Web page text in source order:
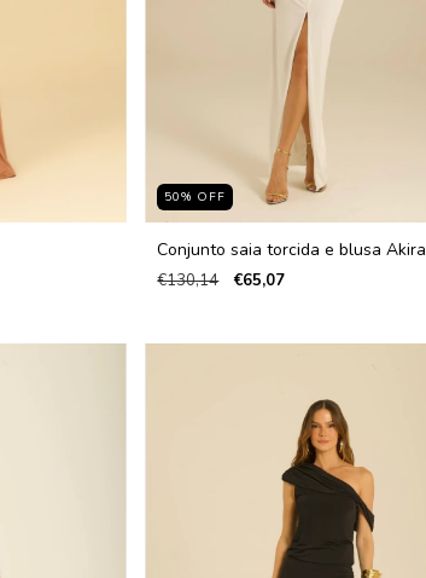
50% OFF
Conjunto saia torcida e blusa Akira
€130,14 €65,07